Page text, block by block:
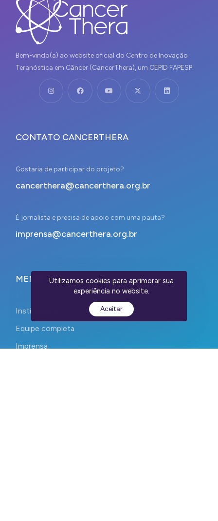
Bem-vindo(a) ao website oficial do Centro de Inovação
Teranóstica em Câncer (CancerThera), um CEPID FAPESP.
CONTATO CANCERTHERA
Gostaria de participar do projeto?
cancerthera@cancerthera.org.br
É jornalista e precisa de apoio com uma pauta?
imprensa@cancerthera.org.br
MENU
Institucional
Equipe completa
Imprensa
Utilizamos cookies para aprimorar sua
experiência no website.
Aceitar